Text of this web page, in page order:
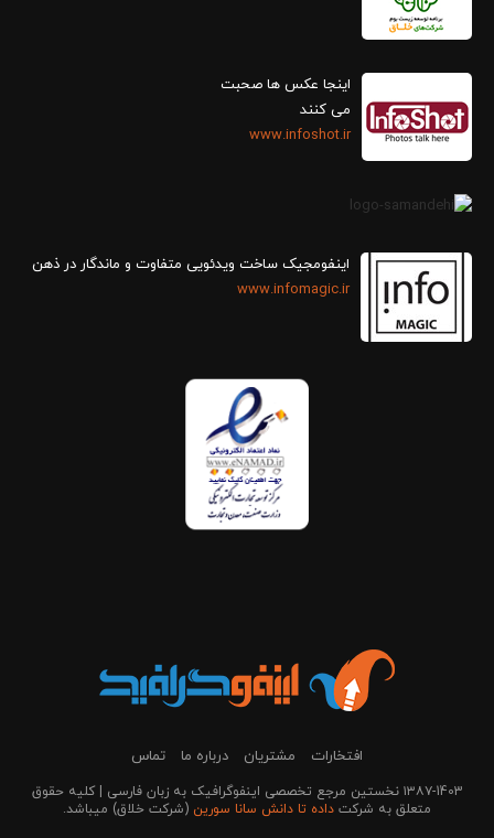
اینجا عکس ها صحبت
می کنند
www.infoshot.ir
اینفومجیک ساخت ویدئویی متفاوت و ماندگار در ذهن
www.infomagic.ir
افتخارات مشتریان درباره ما تماس
۱۳۸۷-1403 نخستین مرجع تخصصی اینفوگرافیک به زبان فارسی | کلیه حقوق
متعلق به شرکت داده تا دانش سانا سورین (شرکت خلاق) می‎باشد.